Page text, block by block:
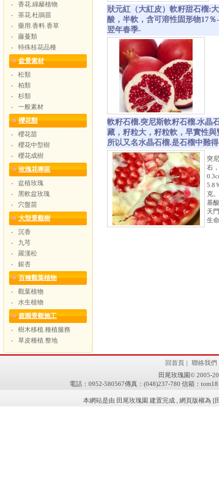
‧
香花.綠籬植物
‧
茶花.杜鵑苗
‧
藥用.香料.香草
‧
藤蔓類
‧
特殊桂花品種
盆景素材
‧
松類
‧
柏類
‧
杉類
‧
一般素材
櫻花類
‧
櫻花苗
‧
櫻花中型樹
‧
櫻花成樹
玫瑰花專區
‧
盆植玫瑰
‧
黑軟盆玫瑰
‧
穴盤苗
大型景觀樹
‧
沉香
‧
九芎
‧
羅漢松
‧
銀杏
百種觀葉植物
‧
觀葉植物
‧
水生植物
庭園景觀施工
‧
樹木移植.種植服務
‧
草皮種植.整地
狀元紅（大紅皮）軟籽甜石榴:
酸，半軟，含可溶性固形物17
翌年春季-
軟籽石榴.突尼斯軟籽石榴.水晶
藏，籽粒大，籽粒軟，早實性
所以又名水晶石榴.是石榴中難
突
右
5.8
克
基
天
生
回首頁 | 聯絡我們
田尾玫瑰園© 2005-
電話：0952-580567傳真：(048)237-780 信箱：
本網站是由 田尾玫瑰園 建置完成 , 網頁版權為